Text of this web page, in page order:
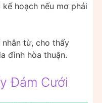
hoạch nếu mơ phải
từ, cho thấy
đình hòa thuận.
Đám Cưới